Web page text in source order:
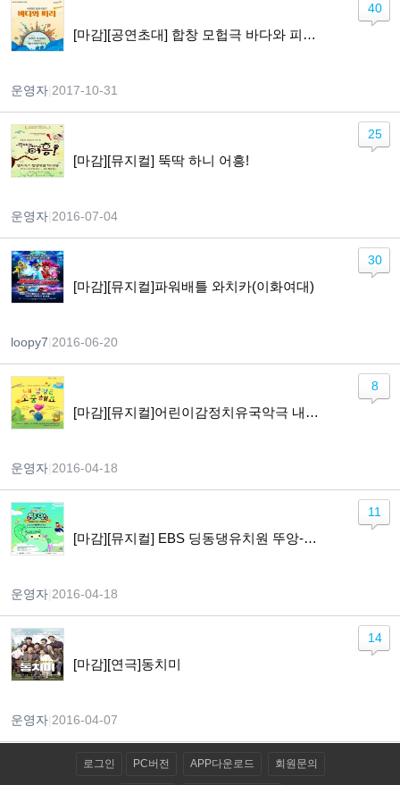
[마감][공연초대] 합창 모헙극 바다와 피리 (2017 월드비전 합창단 기획연주 세계민요 합창 모헙극)
운영자 2017-10-31
40
[마감][뮤지컬] 뚝딱 하니 어흥!
운영자 2016-07-04
25
[마감][뮤지컬]파워배틀 와치카(이화여대)
loopy7 2016-06-20
30
[마감][뮤지컬]어린이감정치유국악극 내감정은소중해요
운영자 2016-04-18
8
[마감][뮤지컬] EBS 딩동댕유치원 뚜앙-사라진 칭찬배지
운영자 2016-04-18
11
[마감][연극]동치미
운영자 2016-04-07
14
로그인 PC버전 APP다운로드 회원문의